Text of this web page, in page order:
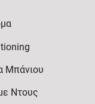
Μπάνιου
Ντους